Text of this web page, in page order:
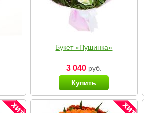
Букет «Пушинка»
3 040руб.
Купить